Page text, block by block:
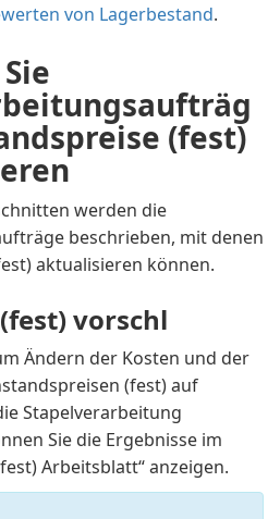
von Lagerbestand.
(fest)
werden die
beschrieben, mit denen
aktualisieren können.
vorschl
Ändern der Kosten und der
(fest) auf
Stapelverarbeitung
Sie die Ergebnisse im
Arbeitsblatt“ anzeigen.